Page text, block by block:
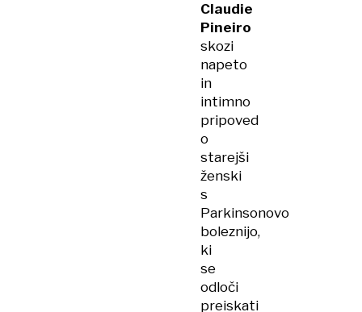
Claudie
Pineiro
skozi
napeto
in
intimno
pripoved
o
starejši
ženski
s
Parkinsonovo
boleznijo,
ki
se
odloči
preiskati